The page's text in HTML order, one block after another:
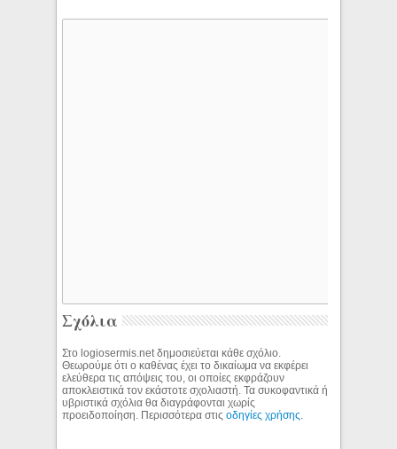
Σχόλια
Στο logiosermis.net δημοσιεύεται κάθε σχόλιο.
Θεωρούμε ότι ο καθένας έχει το δικαίωμα να εκφέρει
ελεύθερα τις απόψεις του, οι οποίες εκφράζουν
αποκλειστικά τον εκάστοτε σχολιαστή. Τα συκοφαντικά ή
υβριστικά σχόλια θα διαγράφονται χωρίς
προειδοποίηση. Περισσότερα στιςοδηγίες χρήσης